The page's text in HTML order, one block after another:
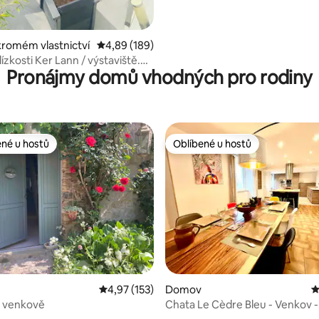
vlastnictví Průměrné hodnocení 4,89 z 5, 189 hodnocení
4,89 (189)
Ker Lann / výstaviště.
Pronájmy domů vhodných pro rodiny
z 5, 314 hodnocení
kategorii Oblíbené u hostů
u hostů
Průměrné hodnocení 4,97 z 5, 153 hodnocení
4,97 (153)
venkově
Oblíbené u hostů
Oblíbené u hostů
Domov
Chata Le Cèdre Bleu - Venkov -